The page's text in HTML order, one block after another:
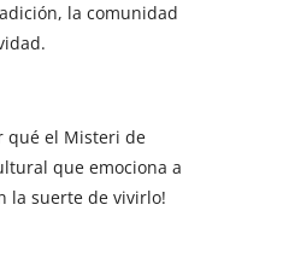
la comunidad
qué el Misteri de
que emociona a
la suerte de vivirlo!